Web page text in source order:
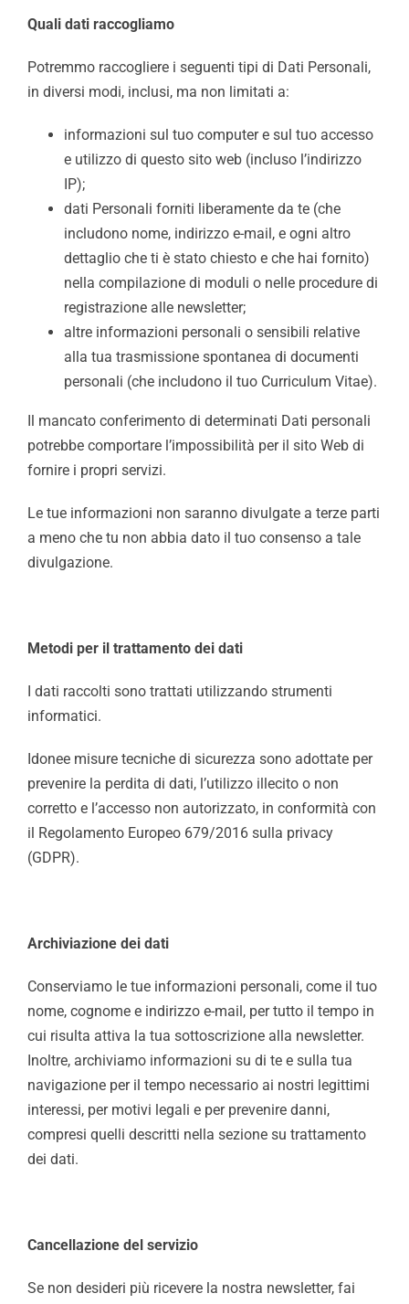
Quali dati raccogliamo
Potremmo raccogliere i seguenti tipi di Dati Personali,
in diversi modi, inclusi, ma non limitati a:
informazioni sul tuo computer e sul tuo accesso
e utilizzo di questo sito web (incluso l’indirizzo
IP);
dati Personali forniti liberamente da te (che
includono nome, indirizzo e-mail, e ogni altro
dettaglio che ti è stato chiesto e che hai fornito)
nella compilazione di moduli o nelle procedure di
registrazione alle newsletter;
altre informazioni personali o sensibili relative
alla tua trasmissione spontanea di documenti
personali (che includono il tuo Curriculum Vitae).
Il mancato conferimento di determinati Dati personali
potrebbe comportare l’impossibilità per il sito Web di
fornire i propri servizi.
Le tue informazioni non saranno divulgate a terze parti
a meno che tu non abbia dato il tuo consenso a tale
divulgazione.
Metodi per il trattamento dei dati
I dati raccolti sono trattati utilizzando strumenti
informatici.
Idonee misure tecniche di sicurezza sono adottate per
prevenire la perdita di dati, l’utilizzo illecito o non
corretto e l’accesso non autorizzato, in conformità con
il Regolamento Europeo 679/2016 sulla privacy
(GDPR).
Archiviazione dei dati
Conserviamo le tue informazioni personali, come il tuo
nome, cognome e indirizzo e-mail, per tutto il tempo in
cui risulta attiva la tua sottoscrizione alla newsletter.
Inoltre, archiviamo informazioni su di te e sulla tua
navigazione per il tempo necessario ai nostri legittimi
interessi, per motivi legali e per prevenire danni,
compresi quelli descritti nella sezione su trattamento
dei dati.
Cancellazione del servizio
Se non desideri più ricevere la nostra newsletter, fai